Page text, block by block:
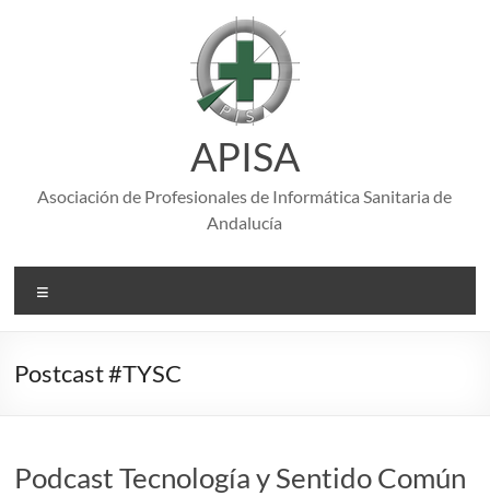
APISA
Asociación de Profesionales de Informática Sanitaria de
Andalucía
Postcast #TYSC
Podcast Tecnología y Sentido Común